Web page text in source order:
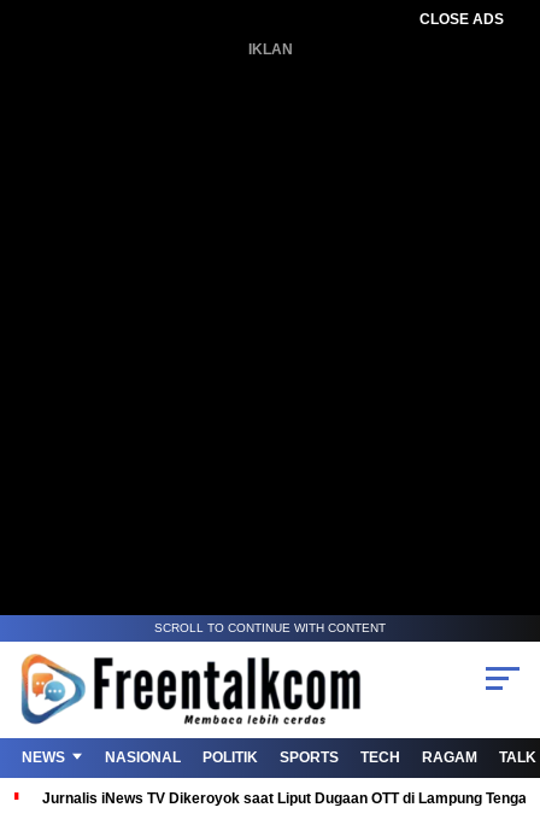
CLOSE ADS
IKLAN
SCROLL TO CONTINUE WITH CONTENT
NEWS NASIONAL POLITIK SPORTS TECH RAGAM TALK
Jurnalis iNews TV Dikeroyok saat Liput Dugaan OTT di Lampung